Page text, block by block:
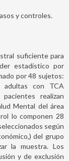
y controles.
suficiente para
estadístico por
por 48 sujetos:
adultas con TCA
realizan
Mental del área
lo componen 28
según
del grupo
la muestra. Los
y de exclusión